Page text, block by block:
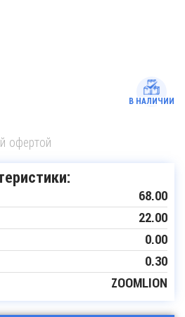
В НАЛИЧИИ
офертой
68.00
22.00
0.00
0.30
ZOOMLION